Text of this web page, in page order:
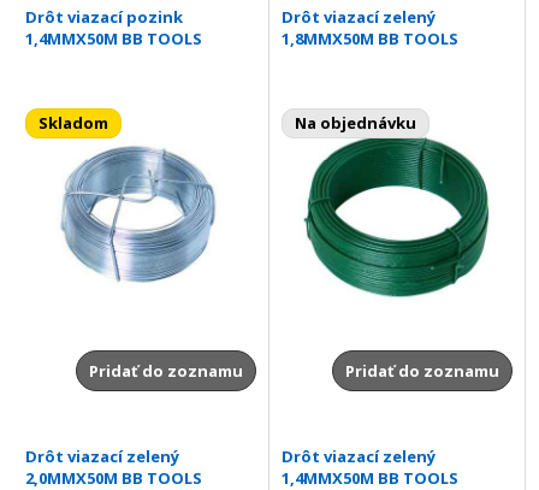
Drôt viazací pozink
1,4MMX50M BB TOOLS
Skladom
Pridať do zoznamu
Drôt viazací zelený
1,8MMX50M BB TOOLS
Na objednávku
Pridať do zoznamu
Drôt viazací zelený
2,0MMX50M BB TOOLS
Drôt viazací zelený
1,4MMX50M BB TOOLS